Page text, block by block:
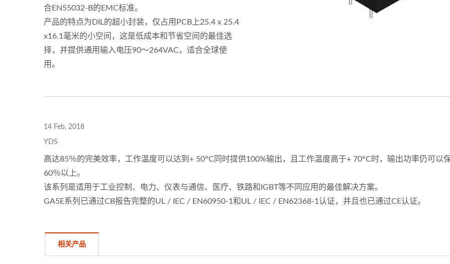
合EN55032-B的EMC标准。
产品的特点为DIL的超小封装，仅占用PCB上25.4 x 25.4
x16.1毫米的小空间，这是低成本和节省空间的最佳选
择，并提供通用输入电压90〜264VAC，适合全球使
用。
14 Feb, 2018
YDS
高达85％的完美效率，工作温度可以达到+ 50°C同时提供100%输出，且工作温度高于+ 70°C时，输出功率仍可以
60％以上。
该系列是适用于工业控制、电力、仪表与通信、医疗、铁路和IGBT等不同应用的最佳解决方案。
GA5E系列已通过CB报告完整的UL / IEC / EN60950-1和UL / IEC / EN62368-1认证，并且也已通过CE认证。
相关产品